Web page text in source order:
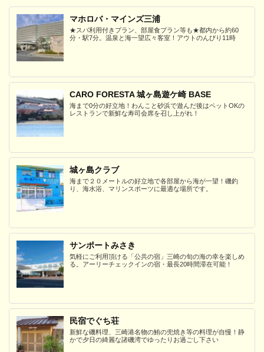
マホロバ・マインズ三浦
★スパ利用付きプラン、部屋食プラン等も★都内から約60
分・駅7分。温泉と海一望広々客室！アウトのんびり11時
CARO FORESTA 城ヶ島遊ケ崎 BASE
海まで0分の好立地！わんこと砂浜で遊んだ後はペットOKの
レストランで新鮮な寿司会席を召し上がれ！
城ヶ島クラブ
海まで２０メートルの好立地で各部屋から海が一望！磯釣
り、海水浴、マリンスポーツに最適な場所です。
サンポートみさき
気軽にご利用頂ける「公共の宿」三崎の旬の海の幸を楽しめ
る。アーリーチェックインの宿・最長20時間滞在可能！
民宿でぐち荘
新鮮な磯料理、三崎港名物の鮪の兜焼き等の料理が自慢！静
かで夕日の綺麗な諸磯湾でゆったりお過ごし下さい